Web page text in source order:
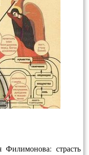
Филимонова: страсть